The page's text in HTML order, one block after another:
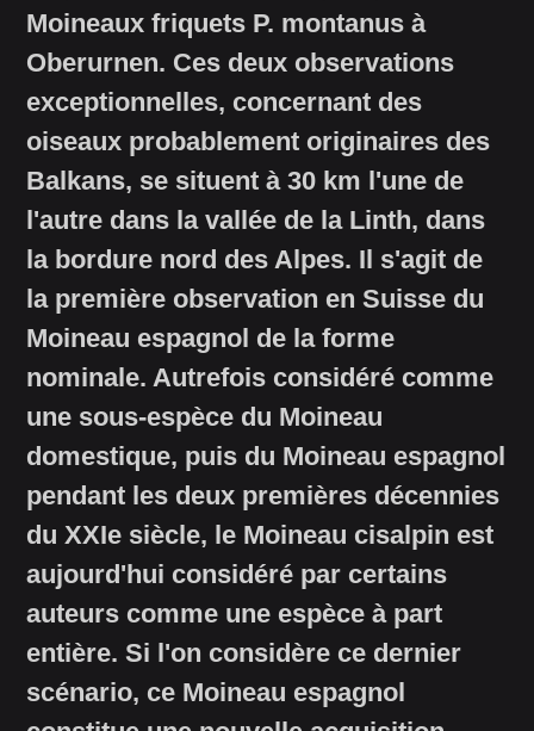
Moineaux friquets P. montanus à
Oberurnen. Ces deux observations
exceptionnelles, concernant des
oiseaux probablement originaires des
Balkans, se situent à 30 km l'une de
l'autre dans la vallée de la Linth, dans
la bordure nord des Alpes. Il s'agit de
la première observation en Suisse du
Moineau espagnol de la forme
nominale. Autrefois considéré comme
une sous-espèce du Moineau
domestique, puis du Moineau espagnol
pendant les deux premières décennies
du XXIe siècle, le Moineau cisalpin est
aujourd'hui considéré par certains
auteurs comme une espèce à part
entière. Si l'on considère ce dernier
scénario, ce Moineau espagnol